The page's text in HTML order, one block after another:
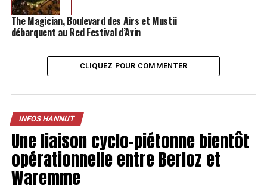
TAGS FEATURED INFOS HANNUT
Waremme en a marre des inondations: le plan été vient
d’être déclenché
Animations, parades, attractions: le centre de Hannut
va se transformer en piétonnier ce weekend
The Magician, Boulevard des Airs et Mustii
débarquent au Red Festival d’Avin
CLIQUEZ POUR COMMENTER
INFOS HANNUT
Une liaison cyclo-piétonne bientôt
opérationnelle entre Berloz et
Waremme